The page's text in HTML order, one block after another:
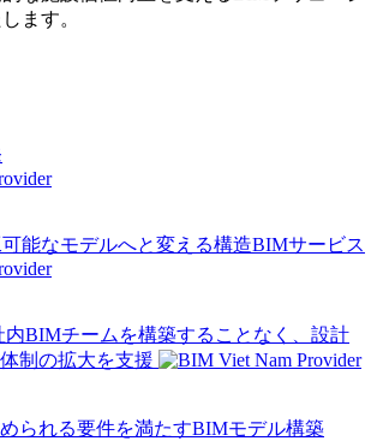
ます。
能なモデルへと変える構造BIMサービス
内BIMチームを構築することなく、設計
制の拡大を支援
られる要件を満たすBIMモデル構築